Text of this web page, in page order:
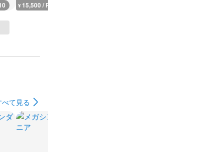
¥ 15,500 / PSA10
べて見る